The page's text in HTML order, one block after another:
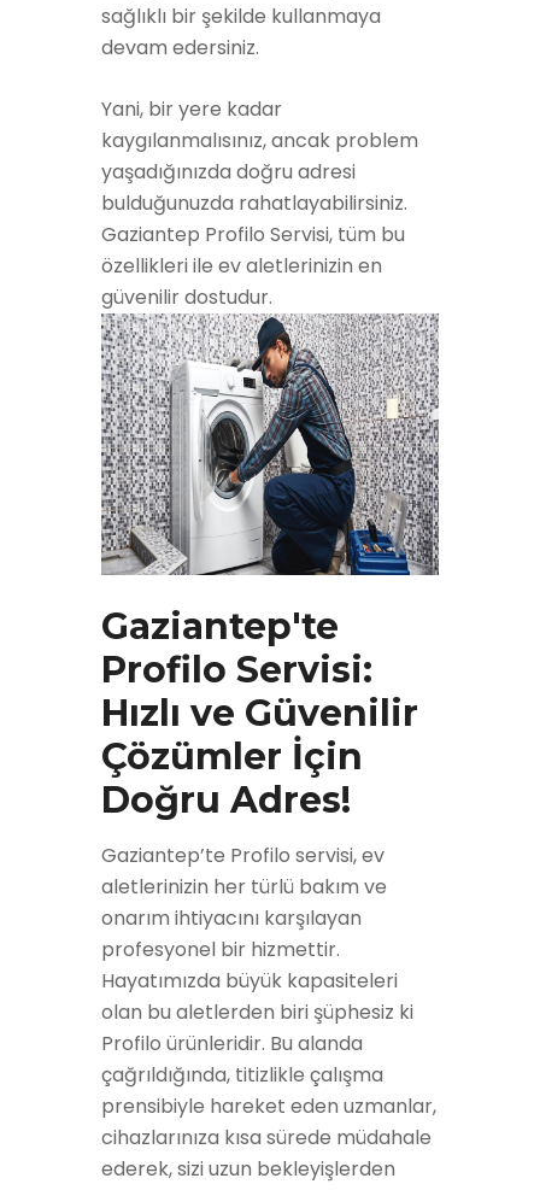
sağlıklı bir şekilde kullanmaya
devam edersiniz.
Yani, bir yere kadar
kaygılanmalısınız, ancak problem
yaşadığınızda doğru adresi
bulduğunuzda rahatlayabilirsiniz.
Gaziantep Profilo Servisi, tüm bu
özellikleri ile ev aletlerinizin en
güvenilir dostudur.
Gaziantep'te
Profilo Servisi:
Hızlı ve Güvenilir
Çözümler İçin
Doğru Adres!
Gaziantep’te Profilo servisi, ev
aletlerinizin her türlü bakım ve
onarım ihtiyacını karşılayan
profesyonel bir hizmettir.
Hayatımızda büyük kapasiteleri
olan bu aletlerden biri şüphesiz ki
Profilo ürünleridir. Bu alanda
çağrıldığında, titizlikle çalışma
prensibiyle hareket eden uzmanlar,
cihazlarınıza kısa sürede müdahale
ederek, sizi uzun bekleyişlerden